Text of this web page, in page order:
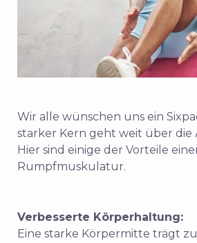
Wir alle wünschen uns ein
starker Kern geht weit über die
Hier sind einige der Vorteile
Rumpfmuskulatur.
Verbesserte Körperhaltung:
Eine starke Körpermitte trägt